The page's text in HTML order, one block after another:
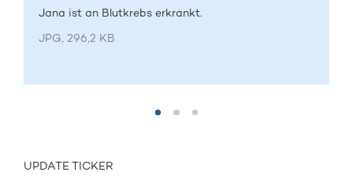
Jana ist an Blutkrebs erkrankt.
JPG, 296,2 KB
UPDATE TICKER